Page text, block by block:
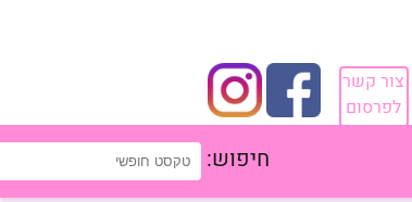
צור קשר
לפרסום
חיפוש: